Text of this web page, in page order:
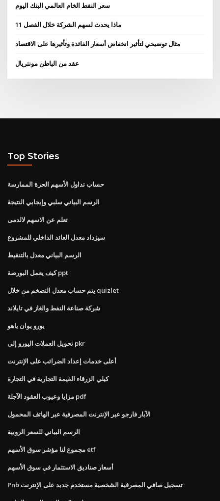
سعر النفط الخام العالمي البنك اليوم
ماذا يحدث لسهم الشركة خلال الفصل 11
مثال توضيحي لتأثير انخفاض أسعار الفائدة وتأثيرها على الاقتصاد
عقد من الباطن مونتريال
Top Stories
حساب تداول الأسهم الحرة الممارسة
الرسم البياني سلبي وإيجابي النتيجة
تعلم عن الاسهم لالدمى
سيزداد معدل العائد الداخلي للمشروع
الرسم البياني معدل بالتنقيط
كيف يعمل البورصة ppt
يتم حساب معدل التضخم من خلال quizlet
شركة صناعة النفط والغاز في تايلاند
يورو يوان ياهو
تحويل العملات اليورو إلى pkr
أعلى خدمات إعداد الضرائب على الإنترنت
كيلي الزرقاء القيمة التجارية في التجارة
مزايا وعيوب العقود الآجلة pdf
الآبار فارجو عبر الإنترنت المصرفية عبر الهاتف المحمول
الرسم البياني للسعر الروبية
مجموع لنا مؤشر سوق الأسهم etf
أسعار صناديق الاستثمار في سوق الأسهم
Pnb تسجيل صافي المصرفية الشخصية مستخدم جديد على الإنترنت